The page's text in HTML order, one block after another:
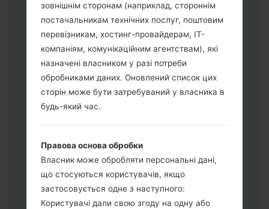
Завантажте на свій ПК:
Вам потрібно 1 (Вибрати 1 файл
прошивки тут) або 5 (Вибрати 5 файл
прошивки тут) файлів для прошивки:
AP: "System & Recovery"
CP: "Modem & Radio"
зовнішнім сторонам (наприклад, стороннім
постачальникам технічних послуг, поштовим
перевізникам, хостинг-провайдерам, ІТ-
компаніям, комунікаційним агентствам), які
назначені власником у разі потреби
обробниками даних. Оновлений список цих
сторін може бути затребуваний у власника в
будь-який час.
Правова основа обробки
Власник може обробляти персональні дані,
що стосуються користувачів, якщо
застосовується одне з наступного:
Користувачі дали свою згоду на одну або